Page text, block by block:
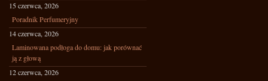
15 czerwca, 2026
Poradnik Perfumeryjny
14 czerwca, 2026
Laminowana podłoga do domu: jak porównać
ją z głową
12 czerwca, 2026